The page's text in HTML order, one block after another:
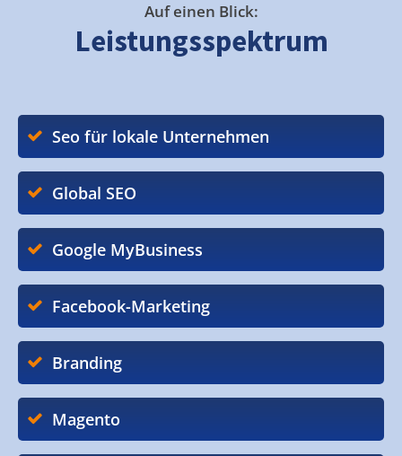
Auf einen Blick:
Leistungsspektrum
Seo für lokale Unternehmen
Global SEO
Google MyBusiness
Facebook-Marketing
Branding
Magento